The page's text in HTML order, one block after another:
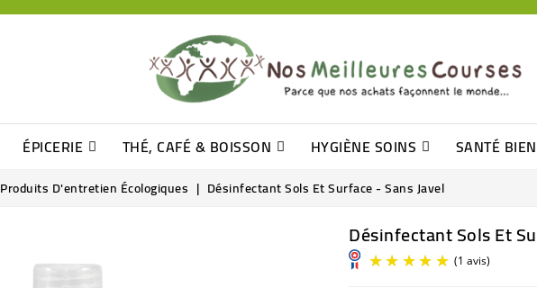
ÉPICERIE THÉ, CAFÉ & BOISSON HYGIÈNE SOINS SANTÉ
Produits D'entretien Écologiques
Désinfectant Sols Et Surface - Sans Javel
Désinfectant Sols Et